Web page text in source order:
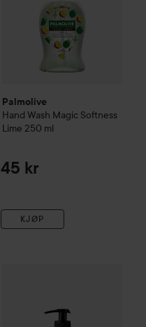
Palmolive
Hand Wash Magic Softness
Lime 250 ml
45 kr
KJØP